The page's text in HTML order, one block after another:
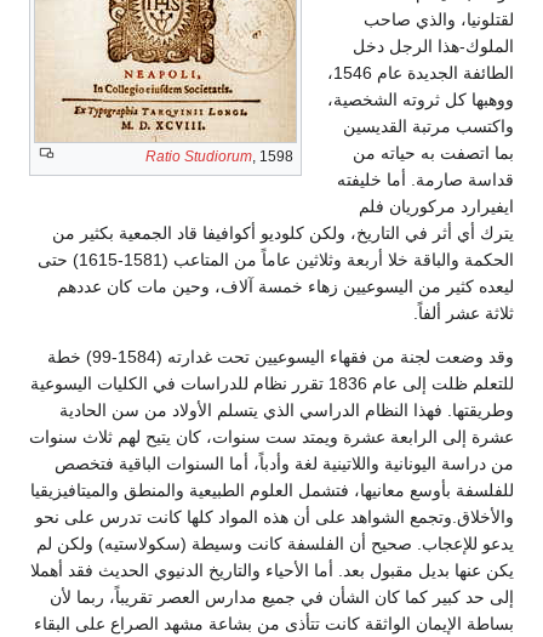
Ratio Studiorum, 1598
لقتلونيا، والذي صاحب
الملوك-هذا الرجل دخل
الطائفة الجديدة عام 1546،
ووهبها كل ثروته الشخصية،
واكتسب مرتبة القديسين
بما اتصفت به حياته من
قداسة صارمة. أما خليفته
ايفيرارد مركوريان فلم
يترك أي أثر في التاريخ، ولكن كلوديو أكوافيفا قاد الجمعية بكثير من
الحكمة والباقة خلا أربعة وثلاثين عاماً من المتاعب (1581-1615) حتى
ليعده كثير من اليسوعيين زهاء خمسة آلاف، وحين مات كان عددهم
ثلاثة عشر ألفاً.
وقد وضعت لجنة من فقهاء اليسوعيين تحت غدارته (1584-99) خطة
للتعلم ظلت إلى عام 1836 تقرر نظام للدراسات في الكليات اليسوعية
وطريقتها. فهذا النظام الدراسي الذي يتسلم الأولاد من سن الحادية
عشرة إلى الرابعة عشرة ويمتد ست سنوات، كان يتيح لهم ثلاث سنوات
من دراسة اليونانية واللاتينية لغة وأدباً، أما السنوات الباقية فتخصص
للفلسفة بأوسع معانيها، فتشمل العلوم الطبيعية والمنطق والميتافيزيقيا
والأخلاق.وتجمع الشواهد على أن هذه المواد كلها كانت تدرس على نحو
يدعو للإعجاب. صحيح أن الفلسفة كانت وسيطة (سكولاستيه) ولكن لم
يكن عنها بديل مقبول بعد. أما الأحياء والتاريخ الدنيوي الحديث فقد أهملا
إلى حد كبير كما كان الشأن في جميع مدارس العصر تقريباً، ربما لأن
بساطة الإيمان الواثقة كانت تتأذى من بشاعة مشهد الصراع على البقاء